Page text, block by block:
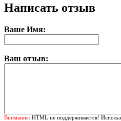
Написать отзыв
Ваше Имя:
Ваш отзыв:
Внимание: HTML не поддерживается!